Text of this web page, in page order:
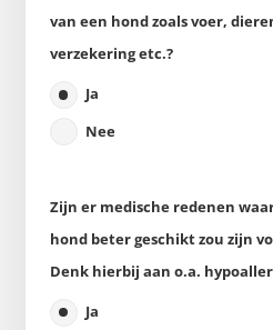
van een hond zoals voer,
verzekering etc.?
Ja
Nee
Zijn er medische redenen
hond beter geschikt zou zijn
Denk hierbij aan o.a.
Ja